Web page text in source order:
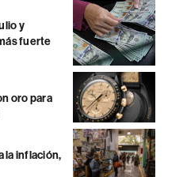
y
fuerte
oro para
la inflación,